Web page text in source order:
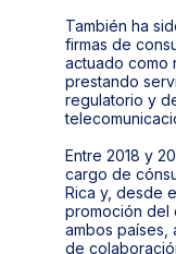
También ha
firmas de
actuado como
prestando
regulatorio y
Entre 2018 y
cargo de
Rica y, desde
promoción del
ambos países,
de